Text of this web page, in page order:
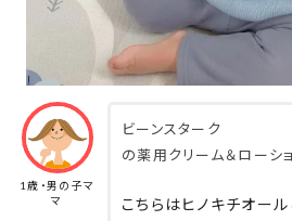
1歳・男の子マ
マ
ビーンスターク
の薬用クリーム＆ローシ
こちらはヒノキチオール